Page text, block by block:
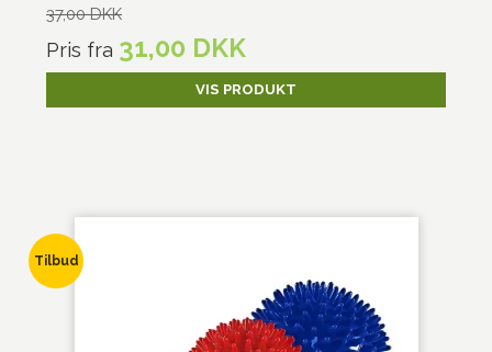
37,00 DKK
Pris fra 31,00 DKK
VIS PRODUKT
Tilbud